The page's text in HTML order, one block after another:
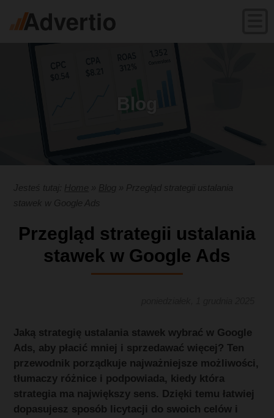
Blog
Przegląd strategii ustalania
stawek w Google Ads
Jaką strategię ustalania stawek wybrać w Google
Ads, aby płacić mniej i sprzedawać więcej? Ten
przewodnik porządkuje najważniejsze możliwości,
tłumaczy różnice i podpowiada, kiedy która
strategia ma największy sens. Dzięki temu łatwiej
dopasujesz sposób licytacji do swoich celów i